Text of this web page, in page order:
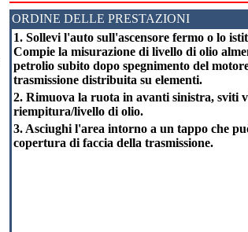
ORDINE DELLE PRESTAZIONI
1. Sollevi l'auto sull'ascensore fermo o lo
Compie la misurazione di livello di olio
petrolio subito dopo spegnimento del
trasmissione distribuita su elementi.
2. Rimuova la ruota in avanti sinistra, sviti
riempitura/livello di olio.
3. Asciughi l'area intorno a un tappo che
copertura di faccia della trasmissione.